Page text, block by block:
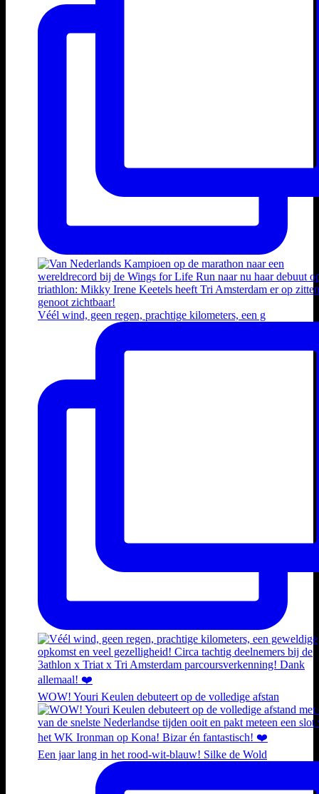
Véél wind, geen regen, prachtige kilometers, een g
WOW! Youri Keulen debuteert op de volledige afstan
Een jaar lang in het rood-wit-blauw! Silke de Wold